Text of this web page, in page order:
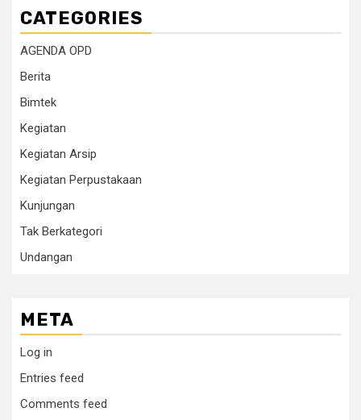
CATEGORIES
AGENDA OPD
Berita
Bimtek
Kegiatan
Kegiatan Arsip
Kegiatan Perpustakaan
Kunjungan
Tak Berkategori
Undangan
META
Log in
Entries feed
Comments feed